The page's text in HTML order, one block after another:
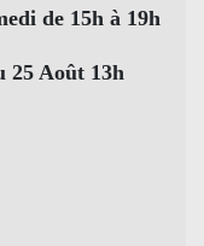
de 15h à 19h
25 Août 13h